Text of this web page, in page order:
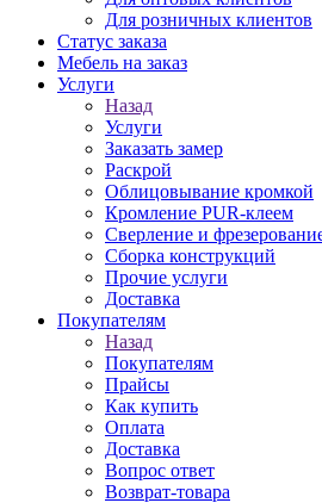
Для розничных клиентов
Статус заказа
Мебель на заказ
Услуги
Назад
Услуги
Заказать замер
Раскрой
Облицовывание кромкой
Кромление PUR-клеем
Сверление и
Сборка конструкций
Прочие услуги
Доставка
Покупателям
Назад
Покупателям
Прайсы
Как купить
Оплата
Доставка
Вопрос ответ
Возврат-товара